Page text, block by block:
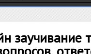
заучивание